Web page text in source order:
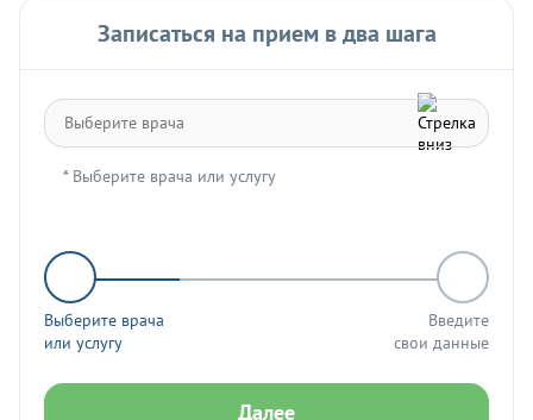
Записаться на прием в два шага
* Выберите врача или услугу
Выберите врача
или услугу
Введите
свои данные
Далее